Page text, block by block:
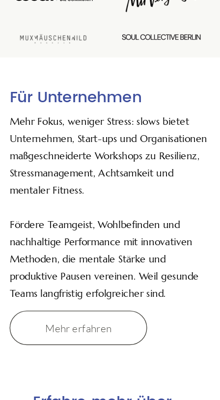
Für Unternehmen
Mehr Fokus, weniger Stress: slows bietet
Unternehmen, Start-ups und Organisationen
maßgeschneiderte Workshops zu Resilienz,
Stressmanagement, Achtsamkeit und
mentaler Fitness.
Fördere Teamgeist, Wohlbefinden und
nachhaltige Performance mit innovativen
Methoden, die mentale Stärke und
produktive Pausen vereinen. Weil gesunde
Teams langfristig erfolgreicher sind.
Mehr erfahren